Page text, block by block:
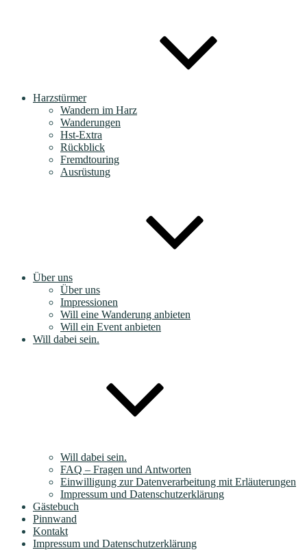
Harzstürmer
Wandern im Harz
Wanderungen
Hst-Extra
Rückblick
Fremdtouring
Ausrüstung
Über uns
Über uns
Impressionen
Will eine Wanderung anbieten
Will ein Event anbieten
Will dabei sein.
Will dabei sein.
FAQ – Fragen und Antworten
Einwilligung zur Datenverarbeitung mit Erläuterungen
Impressum und Datenschutzerklärung
Gästebuch
Pinnwand
Kontakt
Impressum und Datenschutzerklärung